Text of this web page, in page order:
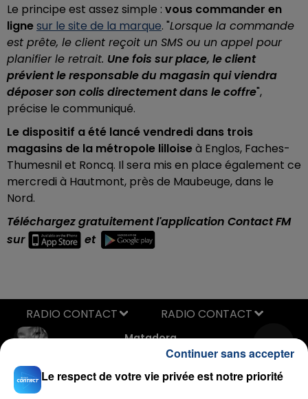
Le principe est assez simple : vous commander en
lignesur le site de la marque. "Lorsque la commande
est prête, le client reçoit un SMS ou un appel pour
planifier le retrait. Une fois sur place, le client
prévient le responsable du magasin qui viendra
déposer son colis directement dans le coffre",
précise le communiqué.
Le dispositif a été lancé vendredi dans trois
magasins de la métropole lilloiseà Englos, Faches-
Thumesnil et Roncq. Il sera mis en place également ce
mercredi à Hautmont, près de Maubeuge, dans le
Nord.
Téléchargez gratuitement l'application Contact FM
sur
et
Matadora
KAROL G
RADIO CONTACT
Le respect de votre vie privée est notre priorité
Continuer sans accepter